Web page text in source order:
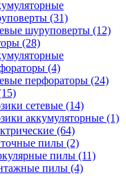
(31)
шуруповерты (12)
(28)
(4)
перфораторы (24)
сетевые (14)
аккумуляторные (1)
(64)
пилы (2)
пилы (11)
пилы (4)